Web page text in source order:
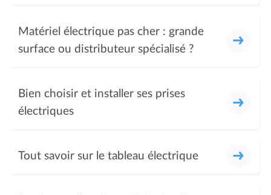
Matériel électrique pas cher : grande
surface ou distributeur spécialisé ?
Bien choisir et installer ses prises
électriques
Tout savoir sur le tableau électrique